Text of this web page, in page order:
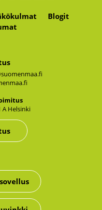
Blogit
Hel­sin­ki